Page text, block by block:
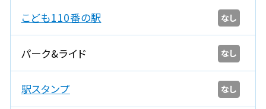
こども110番の駅 なし
パーク&ライド なし
駅スタンプ なし